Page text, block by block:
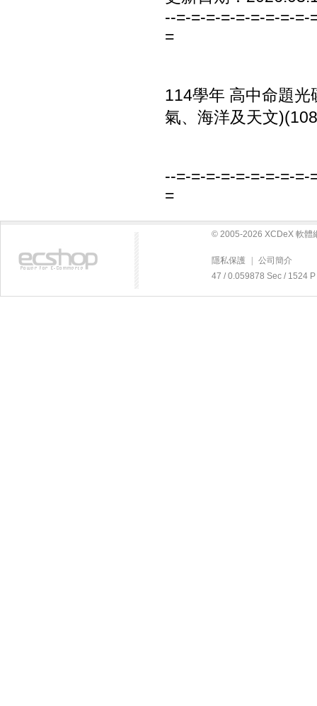
--=-=-=-=-=-=-=-=-=-
=
114學年 高中命題
氣、海洋及天文
--=-=-=-=-=-=-=-=-=-
=
© 2005-2026 XCDeX 軟體
隱私保護
公司簡介
47 / 0.059878 Sec / 1524